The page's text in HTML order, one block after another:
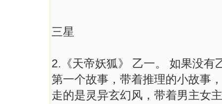
三星
2.《天帝妖狐》 乙一。 如果没有
第一个故事，带着推理的小故事
走的是灵异玄幻风，带着男主女